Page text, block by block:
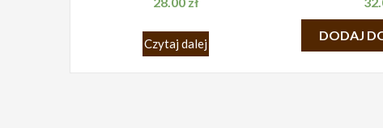
Czytaj dalej
DODAJ